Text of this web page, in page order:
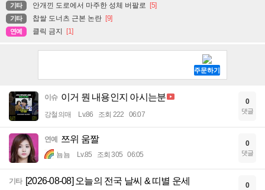
기타 안개낀 도로에서 마주한 성체 버팔로 [5]
기타 찹쌀 도너츠 근본 논란 [9]
연예 클릭 금지 [1]
이슈 이거 뭔 내용인지 아시는분
강철의매 Lv.86 조회 222 06:07
0
댓글
연예 쯔위 움짤
뇸뇸 Lv.85 조회 305 06:05
0
댓글
기타 [2026-08-08] 오늘의 전국 날씨 & 띠별 운세 0